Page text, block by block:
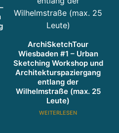
ArchiSketchTour
Wiesbaden #1 – Urban
Sketching Workshop und
Architekturspaziergang
entlang der
Wilhelmstraße (max. 25
Leute)
WEITERLESEN